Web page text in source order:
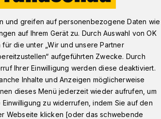
und greifen auf personenbezogene Daten wie
auf Ihrem Gerät zu. Durch Auswahl von OK
die unter „Wir und unsere Partner
aufgeführten Zwecke. Durch
Ihrer Einwilligung werden diese deaktiviert.
Inhalte und Anzeigen möglicherweise
dieses Menü jederzeit wieder aufrufen, um
zu widerrufen, indem Sie auf den
Webseite klicken [oder das schwebende